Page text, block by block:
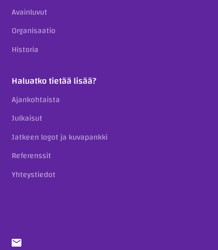
Avainluvut
Organisaatio
Historia
Haluatko tietää lisää?
Ajankohtaista
Julkaisut
Jatkeen logot ja kuvapankki
Referenssit
Yhteystiedot